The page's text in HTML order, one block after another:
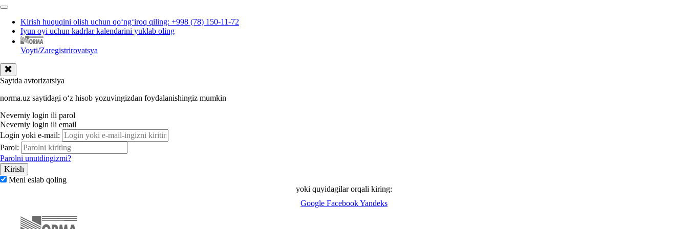
Kirish huquqini olish uchun qoʻngʻiroq qiling: +998 (78) 150-11-72
Iyun oyi uchun kadrlar kalendarini yuklab oling
Voyti/Zaregistrirovatsya
Saytda avtorizatsiya
norma.uz saytidagi oʻz hisob yozuvingizdan foydalanishingiz mumkin
Neverniy login ili parol
Neverniy login ili email
Login yoki e-mail:
Parol:
Parolni unutdingizmi?
Meni eslab qoling
yoki quyidagilar orqali kiring:
Google FacebookYandeks